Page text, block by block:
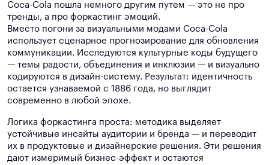
Coca-Cola пошла немного другим путем — это не про
тренды, а про форкастинг эмоций.
Вместо погони за визуальными модами Coca-Cola
использует сценарное прогнозирование для обновления
коммуникации. Исследуются культурные коды будущего
— темы радости, объединения и инклюзии — и визуально
кодируются в дизайн-систему. Результат: идентичность
остается узнаваемой с 1886 года, но выглядит
современно в любой эпохе.
Логика форкастинга проста: методика выделяет
устойчивые инсайты аудитории и бренда — и переводит
их в продуктовые и дизайнерские решения. Эти решения
дают измеримый бизнес-эффект и остаются